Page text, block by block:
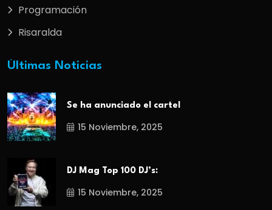
Programación
Risaralda
Últimas Noticias
Se ha anunciado el cartel
15 Noviembre, 2025
DJ Mag Top 100 DJ’s:
15 Noviembre, 2025